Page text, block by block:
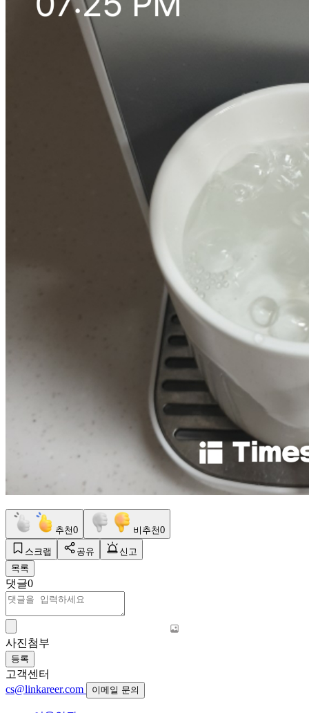
추천0 비추천0
스크랩 공유
신고
목록
댓글0
사진첨부
등록
고객센터
cs@linkareer.com
이메일 문의